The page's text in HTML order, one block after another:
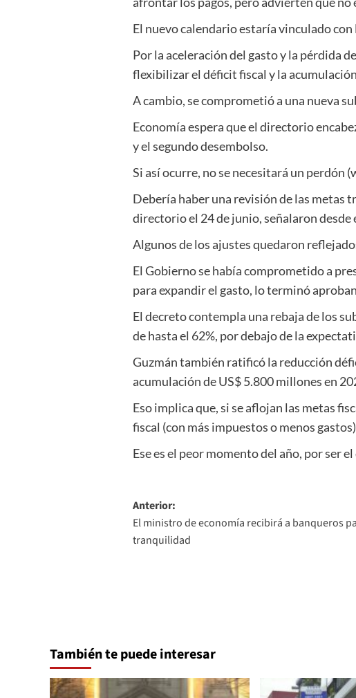
El nuevo calendario estaría vinculado
Por la aceleración del gasto y la pérdida
flexibilizar el déficit fiscal y la
A cambio, se comprometió a una nueva
Economía espera que el directorio
y el segundo desembolso.
Si así ocurre, no se necesitará un perdón
Debería haber una revisión de las metas
directorio el 24 de junio, señalaron desde
Algunos de los ajustes quedaron
El Gobierno se había comprometido a
para expandir el gasto, lo terminó
El decreto contempla una rebaja de los
de hasta el 62%, por debajo de la
Guzmán también ratificó la reducción
acumulación de US$ 5.800 millones en
Eso implica que, si se aflojan las metas
fiscal (con más impuestos o menos
Ese es el peor momento del año, por ser
Navegación
de
entradas
Anterior:
El ministro de economía recibirá a banqueros
tranquilidad
También te puede interesar